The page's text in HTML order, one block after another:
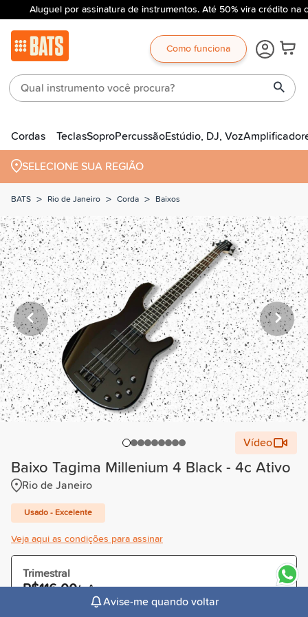
Aluguel por assinatura de instrumentos. Até 50% vira crédito na
Como funciona
Cordas TeclasSoproPercussãoEstúdio, DJ, Voz
SELECIONE SUA REGIÃO
BATS > Rio de Janeiro > Corda > Baixos
Vídeo
Baixo Tagima Millenium 4 Black - 4c Ativo
Rio de Janeiro
Usado - Excelente
Veja aqui as condições para assinar
Trimestral
R$116,00/mês
Cobrado R$348,00 à vista ou parceladoAvise-me quando voltar